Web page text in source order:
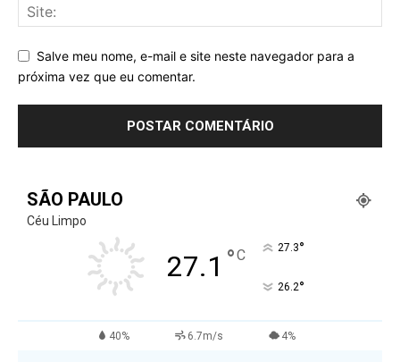
Salve meu nome, e-mail e site neste navegador para a
próxima vez que eu comentar.
SÃO PAULO
Céu Limpo
27.1 °C 27.3°
26.2°
40% 6.7m/s 4%